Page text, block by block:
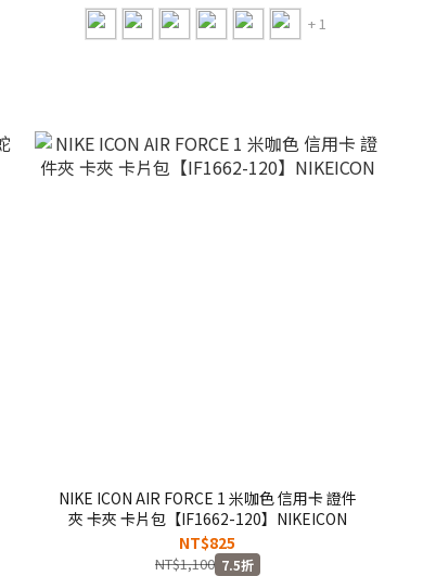
+ 1
NIKE ICON AIR FORCE 1 米咖色 信用卡 證件
夾 卡夾 卡片包【IF1662-120】NIKEICON
NT$825
NT$1,100 7.5折